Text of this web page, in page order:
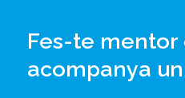
Fes-te mentor
acompanya